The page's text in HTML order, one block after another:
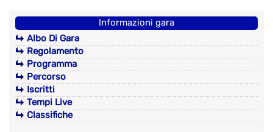
Informazioni gara
Albo Di Gara
Regolamento
Programma
Percorso
Iscritti
Tempi Live
Classifiche